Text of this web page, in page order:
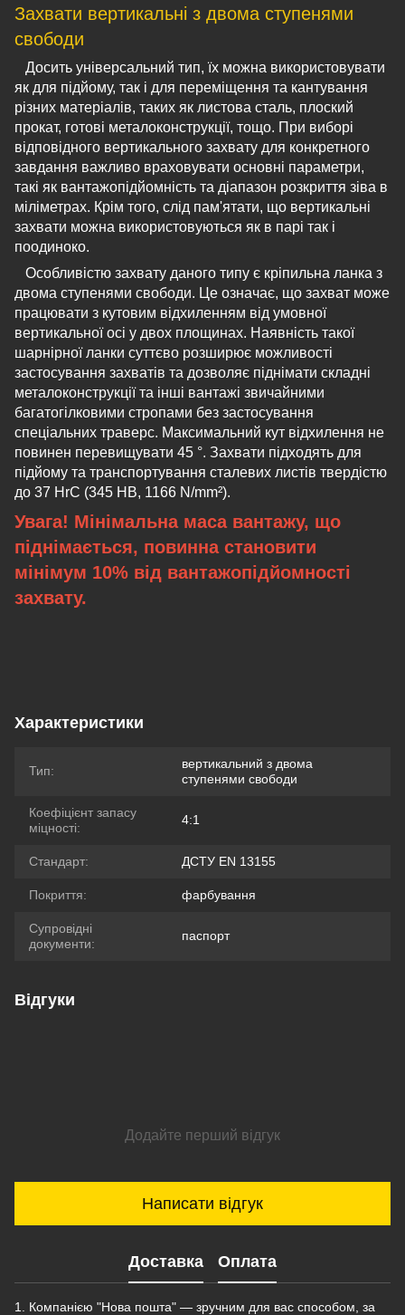
Захвати вертикальні з двома ступенями
свободи
Досить універсальний тип, їх можна використовувати
як для підйому, так і для переміщення та кантування
різних матеріалів, таких як листова сталь, плоский
прокат, готові металоконструкції, тощо. При виборі
відповідного вертикального захвату для конкретного
завдання важливо враховувати основні параметри,
такі як вантажопідйомність та діапазон розкриття зіва в
міліметрах. Крім того, слід пам'ятати, що вертикальні
захвати можна використовуються як в парі так і
поодиноко.
Особливістю захвату даного типу є кріпильна ланка з
двома ступенями свободи. Це означає, що захват може
працювати з кутовим відхиленням від умовної
вертикальної осі у двох площинах. Наявність такої
шарнірної ланки суттєво розширює можливості
застосування захватів та дозволяє піднімати складні
металоконструкції та інші вантажі звичайними
багатогілковими стропами без застосування
спеціальних траверс. Максимальний кут відхилення не
повинен перевищувати 45 °. Захвати підходять для
підйому та транспортування сталевих листів твердістю
до 37 HrC (345 HB, 1166 N/mm²).
Увага! Мінімальна маса вантажу, що
піднімається, повинна становити
мінімум 10% від вантажопідйомності
захвату.
Характеристики
Тип:
вертикальний з двома
ступенями свободи
Коефіцієнт запасу
міцності:
4:1
Стандарт: ДСТУ EN 13155
Покриття: фарбування
Супровідні
документи:
паспорт
Відгуки
Додайте перший відгук
Написати відгук
Доставка Оплата
1. Компанією "Нова пошта" — зручним для вас способом, за